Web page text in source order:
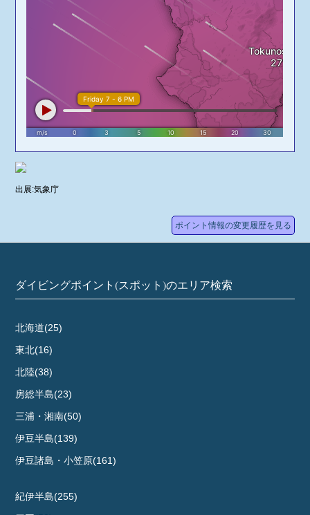
ロックアイラ
ンド
アヤビキ根
神様サンゴ
金間沖
出展:気象庁
ポイント情報の変更履歴を見る
ダイビングポイント(スポット)のエリア検索
北海道(25)
東北(16)
北陸(38)
房総半島(23)
三浦・湘南(50)
伊豆半島(139)
伊豆諸島・小笠原(161)
紀伊半島(255)